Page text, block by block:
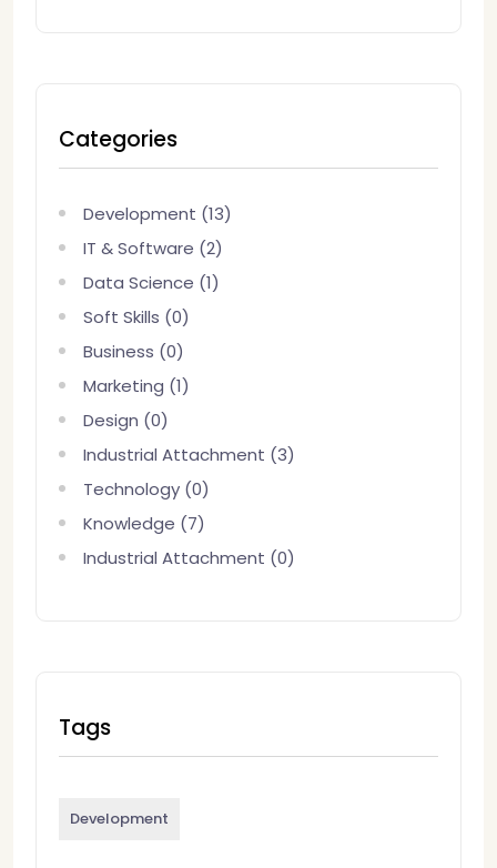
Categories
Development (13)
IT & Software (2)
Data Science (1)
Soft Skills (0)
Business (0)
Marketing (1)
Design (0)
Industrial Attachment (3)
Technology (0)
Knowledge (7)
Industrial Attachment (0)
Tags
Development